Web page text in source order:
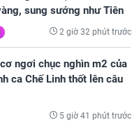
sung sướng như Tiên
2 giờ 32 phút trước
ngơi chục nghìn m2 của
ca Chế Linh thốt lên câu
5 giờ 41 phút trước